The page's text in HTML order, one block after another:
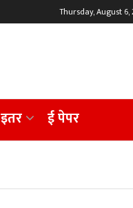
Thursday, August 6,
इतर ई पेपर